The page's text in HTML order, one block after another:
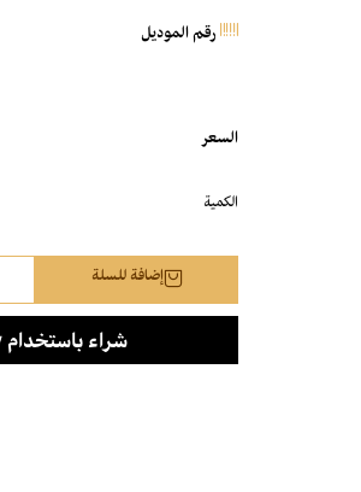
منتجاتنارقم الموديل
السعر
الكمية
إضافة للسلة